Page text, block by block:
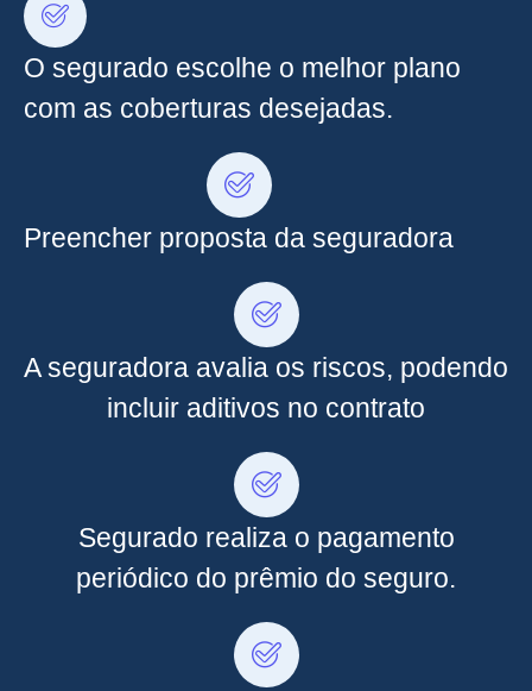
O segurado escolhe o melhor plano
com as coberturas desejadas.
Preencher proposta da seguradora
A seguradora avalia os riscos, podendo
incluir aditivos no contrato
Segurado realiza o pagamento
periódico do prêmio do seguro.